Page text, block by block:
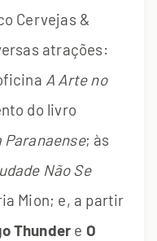
Cervejas &
atrações:
A Arte no
do livro
; às
Não Se
Mion; e, a partir
Thunder e O